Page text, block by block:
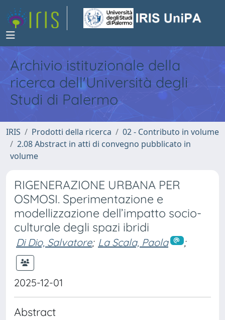
Archivio istituzionale della
ricerca dell'Università degli
Studi di Palermo
IRIS Prodotti della ricerca
02 - Contributo in volume
2.08 Abstract in atti di convegno pubblicato in
volume
RIGENERAZIONE URBANA PER
OSMOSI. Sperimentazione e
modellizzazione dell’impatto socio-
culturale degli spazi ibridi
Di Dio, Salvatore; La Scala, Paola ;
2025-12-01
Abstract